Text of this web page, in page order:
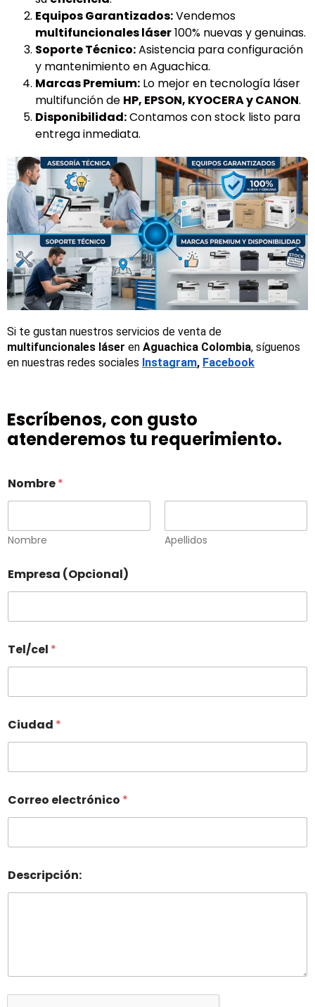
Equipos Garantizados:Vendemos
multifuncionales láser100% nuevas y genuinas.
Soporte Técnico:Asistencia para configuración
y mantenimiento en Aguachica.
Marcas Premium: Lo mejor en tecnología láser
multifunción de HP, EPSON, KYOCERA y CANON.
Disponibilidad:Contamos con stock listo para
entrega inmediata.
multifuncionales láser en Aguachica Colombia, síguenos
en nuestras redes sociales Instagram, Facebook
Escríbenos, con gusto
atenderemos tu requerimiento.
Nombre*
Nombre Apellidos
Empresa (Opcional)
Tel/cel *
Ciudad *
Correo electrónico *
Descripción: